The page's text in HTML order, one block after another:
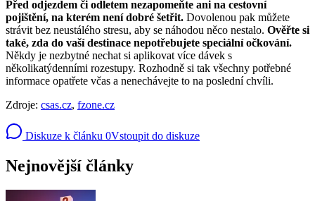
Před odjezdem či odletem nezapomeňte ani na cestovní
pojištění, na kterém není dobré šetřit. Dovolenou pak můžete
strávit bez neustálého stresu, aby se náhodou něco nestalo. Ověřte si
také, zda do vaší destinace nepotřebujete speciální očkování.
Někdy je nezbytné nechat si aplikovat více dávek s
několikatýdenními rozestupy. Rozhodně si tak všechny potřebné
informace opatřete včas a nenechávejte to na poslední chvíli.
Zdroje: csas.cz, fzone.cz
Diskuze k článku 0Vstoupit do diskuze
Nejnovější články